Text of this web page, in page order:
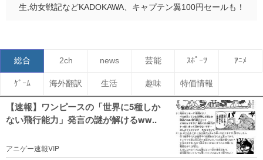
生,幼女戦記などKADOKAWA、キャプテン翼100円セールも！
総合 2ch news 芸能 ｽﾎﾟｰﾂ ｱﾆﾒ
ｹﾞｰﾑ 海外翻訳 生活 趣味 特価情報
【速報】ワンピースの「世界に5種しか
ない飛行能力」発言の謎が解けるww..
アニゲー速報VIP